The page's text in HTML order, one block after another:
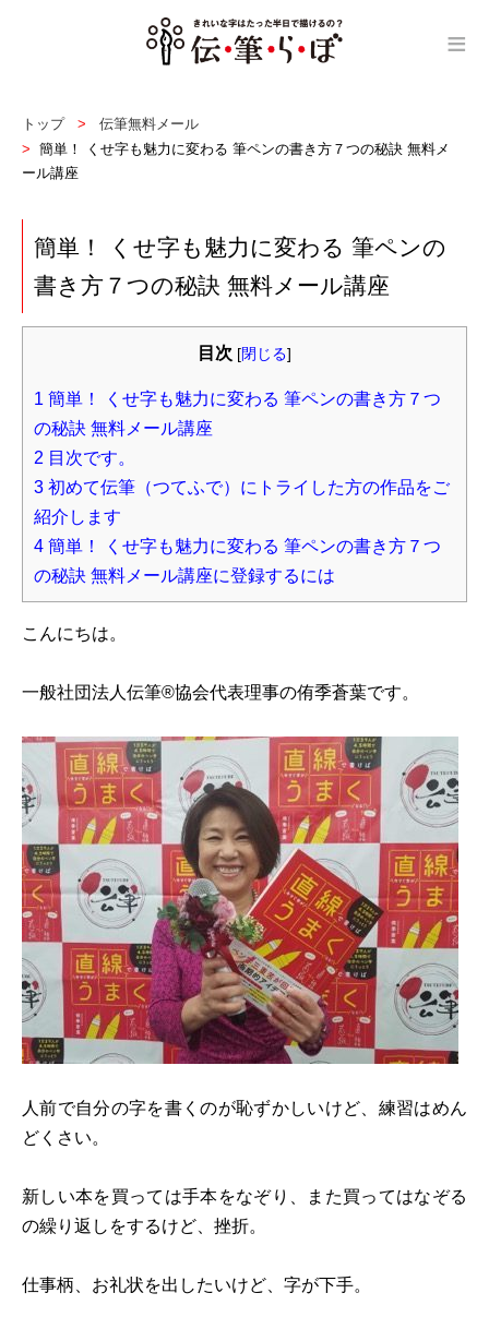
≡
トップ
伝筆無料メール
簡単！ くせ字も魅力に変わる 筆ペンの書き方７つの秘訣 無料メ
ール講座
簡単！ くせ字も魅力に変わる 筆ペンの
書き方７つの秘訣 無料メール講座
目次 [閉じる]
1 簡単！ くせ字も魅力に変わる 筆ペンの書き方７つ
の秘訣 無料メール講座
2 目次です。
3 初めて伝筆（つてふで）にトライした方の作品をご
紹介します
4 簡単！ くせ字も魅力に変わる 筆ペンの書き方７つ
の秘訣 無料メール講座に登録するには
こんにちは。
一般社団法人伝筆®︎協会代表理事の侑季蒼葉です。
人前で自分の字を書くのが恥ずかしいけど、練習はめん
どくさい。
新しい本を買っては手本をなぞり、また買ってはなぞる
の繰り返しをするけど、挫折。
仕事柄、お礼状を出したいけど、字が下手。